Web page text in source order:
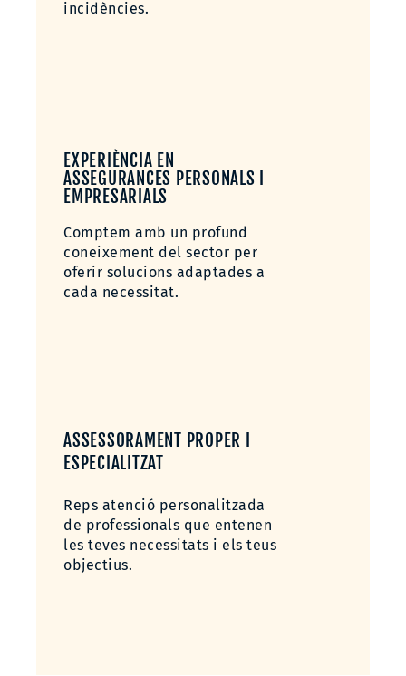
incidències.
EXPERIÈNCIA EN
ASSEGURANCES PERSONALS I
EMPRESARIALS
Comptem amb un profund
coneixement del sector per
oferir solucions adaptades a
cada necessitat.
ASSESSORAMENT PROPER I
ESPECIALITZAT
Reps atenció personalitzada
de professionals que entenen
les teves necessitats i els teus
objectius.